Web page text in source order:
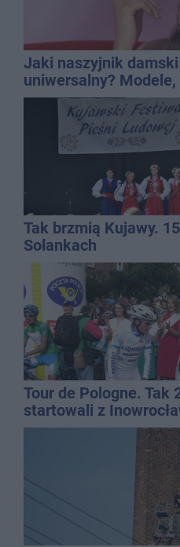
Jaki naszyjnik
uniwersalny?
wielu stylizacji
Tak brzmią Kujawy.
Solankach
Tour de Pologne. Tak
startowali z